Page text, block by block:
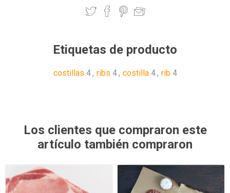
Etiquetas de producto
costillas 4, ribs 4, costilla 4, rib 4
Los clientes que compraron este
artículo también compraron